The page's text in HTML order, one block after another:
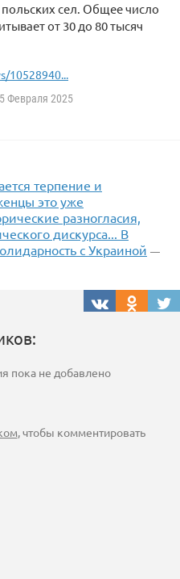
сел. Общее число
от 30 до 80 тысяч
10528940...
Февраля 2025
терпение и
это уже
разногласия,
дискурса... В
с Украиной —
пока не добавлено
, чтобы комментировать